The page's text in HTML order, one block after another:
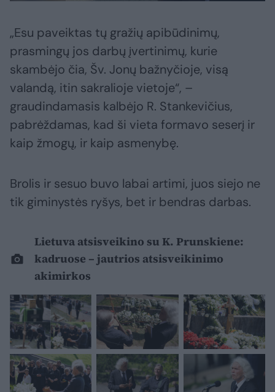
„Esu paveiktas tų gražių apibūdinimų,
prasmingų jos darbų įvertinimų, kurie
skambėjo čia, Šv. Jonų bažnyčioje, visą
valandą, itin sakralioje vietoje“, –
graudindamasis kalbėjo R. Stankevičius,
pabrėždamas, kad ši vieta formavo seserį ir
kaip žmogų, ir kaip asmenybę.
Brolis ir sesuo buvo labai artimi, juos siejo ne
tik giminystės ryšys, bet ir bendras darbas.
Lietuva atsisveikino su K. Prunskiene:
kadruose – jautrios atsisveikinimo
akimirkos